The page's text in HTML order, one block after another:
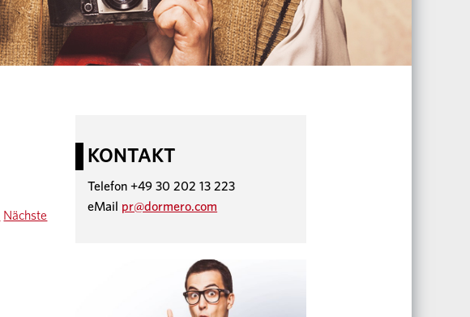
Nächste
KONTAKT
Telefon +49 30 202 13 223
eMail pr@dormero.com